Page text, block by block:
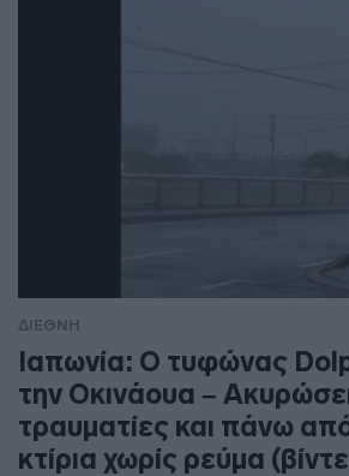
ΔΙΕΘΝΗ
Ιαπωνία: Ο τυφώνας
την Οκινάουα –
τραυματίες και πάνω
κτίρια χωρίς ρεύμα